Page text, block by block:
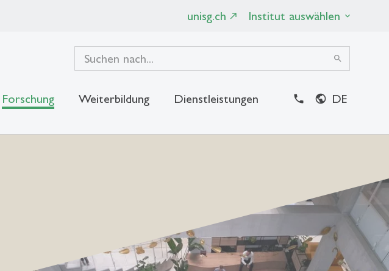
unisg.ch Institut auswählen
search
Forschung Weiterbildung Dienstleistungen DE